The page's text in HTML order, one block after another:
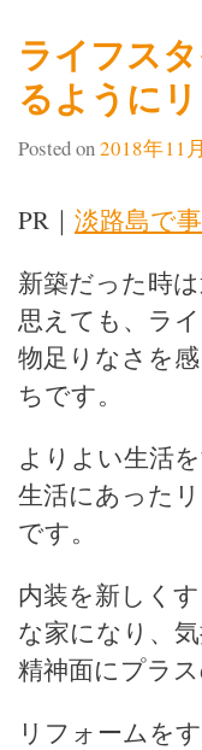
ライフス
るように
Posted on2018年11
PR｜ 淡路島で
新築だった時
思えても、ラ
物足りなさを
ちです。
よりよい生活
生活にあった
です。
内装を新しく
な家になり、
精神面にプラ
リフォームを